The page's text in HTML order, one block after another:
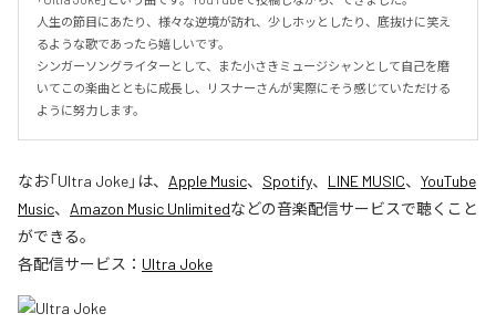
人生の節目にあたり、様々な逆境が訪れ、少しホッとしたり、底抜けに笑え
るような歌であったら嬉しいです。
シンガーソングライターとして、また小さきミュージシャンとして自己を磨
いてこの楽曲とともに成長し、リスナーさんが実際にそう感じていただける
ように努力します。
なお「Ultra Joke」は、 Apple Music、 Spotify、 LINE MUSIC、 YouTube
Music、 Amazon Music Unlimitedなどの音楽配信サービスで聴くこと
ができる。
各配信サービス： Ultra Joke